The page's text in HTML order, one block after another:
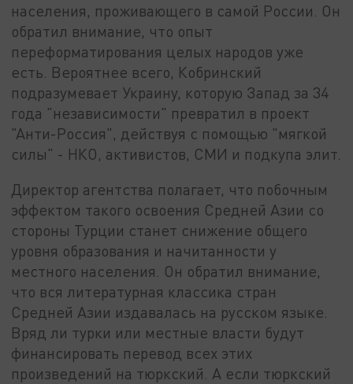
населения, проживающего в самой России. Он
обратил внимание, что опыт
переформатирования целых народов уже
есть. Вероятнее всего, Кобринский
подразумевает Украину, которую Запад за 34
года "независимости" превратил в проект
"Анти-Россия", действуя с помощью "мягкой
силы" - НКО, активистов, СМИ и подкупа элит.
Директор агентства полагает, что побочным
эффектом такого освоения Средней Азии со
стороны Турции станет снижение общего
уровня образования и начитанности у
местного населения. Он обратил внимание,
что вся литературная классика стран
Средней Азии издавалась на русском языке.
Вряд ли турки или местные власти будут
финансировать перевод всех этих
произведений на тюркский. А если тюркский